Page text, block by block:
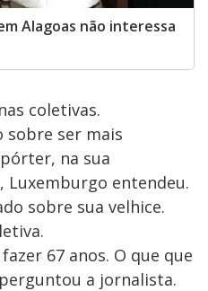
Alagoas não interessa
coletivas.
sobre ser mais
na sua
Luxemburgo entendeu.
sobre sua velhice.
67 anos. O que que
a jornalista.